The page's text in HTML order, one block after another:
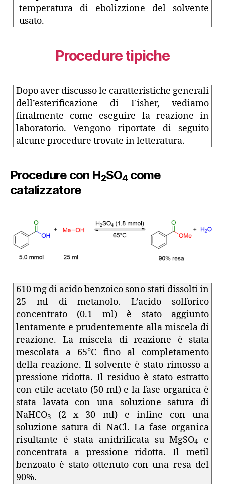
temperatura di ebolizzione del solvente
usato.
Procedure tipiche
Dopo aver discusso le caratteristiche generali
dell’esterificazione di Fisher, vediamo
finalmente come eseguire la reazione in
laboratorio. Vengono riportate di seguito
alcune procedure trovate in letteratura.
Procedure con H2SO4 come
catalizzatore
610 mg di acido benzoico sono stati dissolti in
25 ml di metanolo. L’acido solforico
concentrato (0.1 ml) è stato aggiunto
lentamente e prudentemente alla miscela di
reazione. La miscela di reazione è stata
mescolata a 65°C fino al completamento
della reazione. Il solvente è stato rimosso a
pressione ridotta. Il residuo è stato estratto
con etile acetato (50 ml) e la fase organica è
stata lavata con una soluzione satura di
NaHCO3
(2 x 30 ml) e infine con una
soluzione satura di NaCl. La fase organica
risultante é stata anidrificata su MgSO4
e
concentrata a pressione ridotta. Il metil
benzoato è stato ottenuto con una resa del
90%.